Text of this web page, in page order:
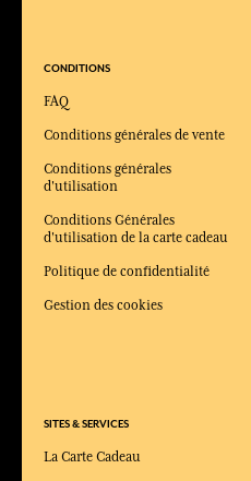
CONDITIONS
FAQ
Conditions générales de vente
Conditions générales
d'utilisation
Conditions Générales
d'utilisation de la carte cadeau
Politique de confidentialité
Gestion des cookies
SITES & SERVICES
La Carte Cadeau